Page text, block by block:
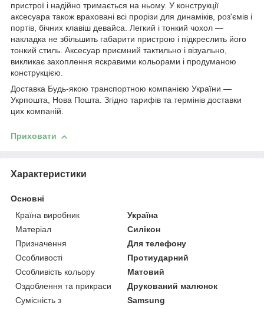
пристрої і надійно тримається на ньому. У конструкції
аксесуара також враховані всі прорізи для динаміків, роз'ємів і
портів, бічних клавіш девайса. Легкий і тонкий чохол ―
накладка не збільшить габарити пристрою і підкреслить його
тонкий стиль. Аксесуар приємний тактильно і візуально,
викликає захоплення яскравими кольорами і продуманою
конструкцією.
Доставка Будь-якою транспортною компанією України ―
Укрпошта, Нова Пошта. Згідно тарифів та термінів доставки
цих компаній.
Приховати
Характеристики
Основні
Країна виробник
Україна
Матеріал
Силікон
Призначення
Для телефону
Особливості
Протиударний
Особливість кольору
Матовий
Оздоблення та прикраси
Друкований малюнок
Сумісність з
Samsung